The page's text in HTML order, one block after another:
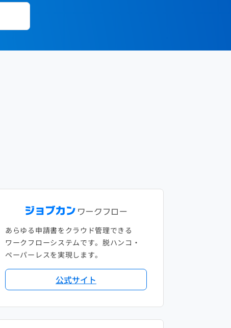
あらゆる申請書をクラウド管理できる
ワークフローシステムです。脱ハンコ・
ペーパーレスを実現します。
公式サイト